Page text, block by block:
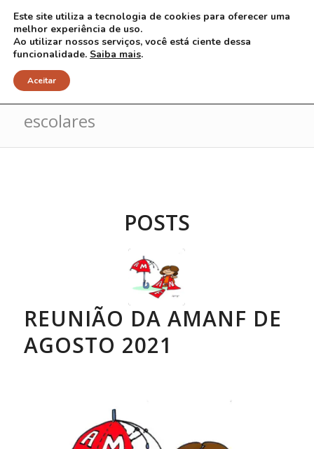
Arquivo para Tag: demandas
escolares
POSTS
REUNIÃO DA AMANF DE
AGOSTO 2021
Este site utiliza a tecnologia de cookies para oferecer uma
melhor experiência de uso.
Ao utilizar nossos serviços, você está ciente dessa
funcionalidade. Saiba mais.
Aceitar